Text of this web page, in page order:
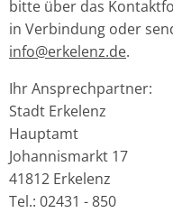
bitte über das
in Verbindung oder
info@erkelenz.de.
Ihr Ansprechpartner:
Stadt Erkelenz
Hauptamt
Johannismarkt 17
41812 Erkelenz
Tel.: 02431 - 850